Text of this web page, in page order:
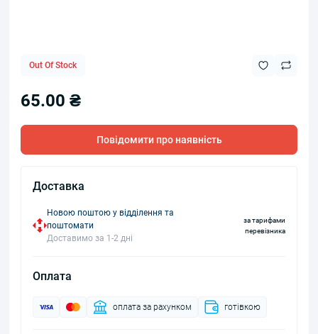
Out Of Stock
65.00 ₴
Повідомити про наявність
Доставка
Новою поштою у відділення та
поштомати
Доставимо за 1-2 дні
за тарифами
перевізника
Оплата
оплата за рахунком готівкою